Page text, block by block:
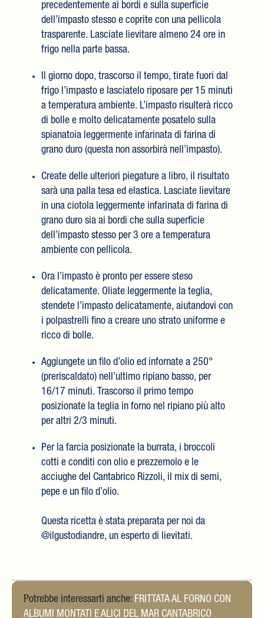
precedentemente ai bordi e sulla superficie
dell’impasto stesso e coprite con una pellicola
trasparente. Lasciate lievitare almeno 24 ore in
frigo nella parte bassa.
Il giorno dopo, trascorso il tempo, tirate fuori dal
frigo l’impasto e lasciatelo riposare per 15 minuti
a temperatura ambiente. L’impasto risulterà ricco
di bolle e molto delicatamente posatelo sulla
spianatoia leggermente infarinata di farina di
grano duro (questa non assorbirà nell’impasto).
Create delle ulteriori piegature a libro, il risultato
sarà una palla tesa ed elastica. Lasciate lievitare
in una ciotola leggermente infarinata di farina di
grano duro sia ai bordi che sulla superficie
dell’impasto stesso per 3 ore a temperatura
ambiente con pellicola.
Ora l’impasto è pronto per essere steso
delicatamente. Oliate leggermente la teglia,
stendete l’impasto delicatamente, aiutandovi con
i polpastrelli fino a creare uno strato uniforme e
ricco di bolle.
Aggiungete un filo d’olio ed infornate a 250°
(preriscaldato) nell’ultimo ripiano basso, per
16/17 minuti. Trascorso il primo tempo
posizionate la teglia in forno nel ripiano più alto
per altri 2/3 minuti.
Per la farcia posizionate la burrata, i broccoli
cotti e conditi con olio e prezzemolo e le
acciughe del Cantabrico Rizzoli, il mix di semi,
pepe e un filo d’olio.
Questa ricetta è stata preparata per noi da
@ilgustodiandre, un esperto di lievitati.
Potrebbe interessarti anche: FRITTATA AL FORNO CON
ALBUMI MONTATI E ALICI DEL MAR CANTABRICO